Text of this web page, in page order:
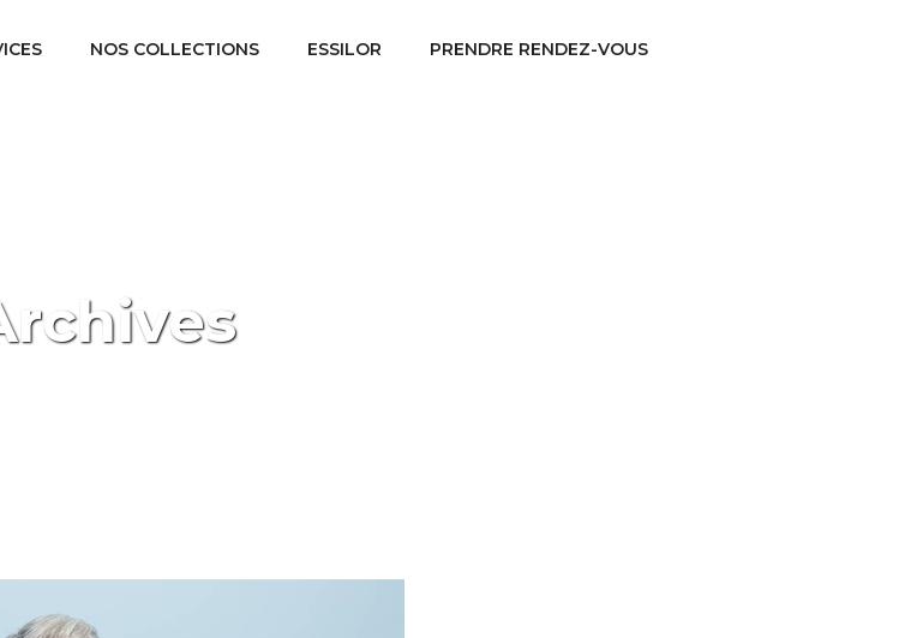
NOS COLLECTIONS ESSILOR PRENDRE RENDEZ-VOUS